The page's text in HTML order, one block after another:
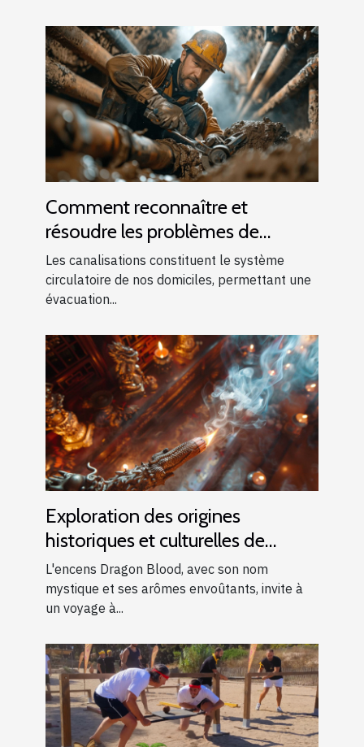
Comment reconnaître et
résoudre les problèmes de
canalisations bouchées
Les canalisations constituent le système
circulatoire de nos domiciles, permettant une
évacuation...
Exploration des origines
historiques et culturelles de
l'encens Dragon Blood
L'encens Dragon Blood, avec son nom
mystique et ses arômes envoûtants, invite à
un voyage à...